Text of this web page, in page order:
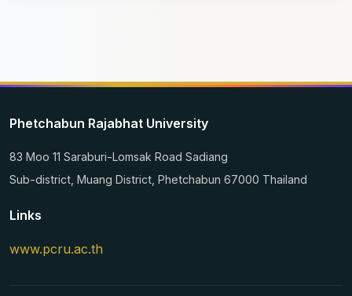
Phetchabun Rajabhat University
83 Moo 11 Saraburi-Lomsak Road Sadiang
Sub-district, Muang District, Phetchabun 67000 Thailand
Links
www.pcru.ac.th